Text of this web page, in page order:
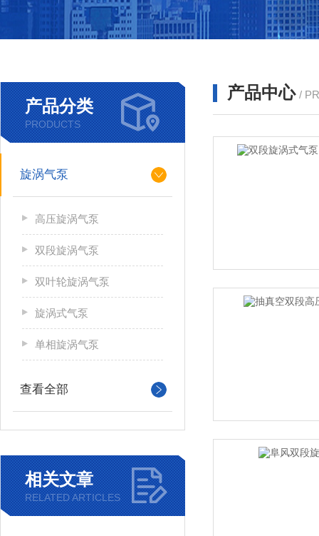
产品分类
PRODUCTS
旋涡气泵
高压旋涡气泵
双段旋涡气泵
双叶轮旋涡气泵
旋涡式气泵
单相旋涡气泵
查看全部
相关文章
RELATED ARTICLES
产品中心 /